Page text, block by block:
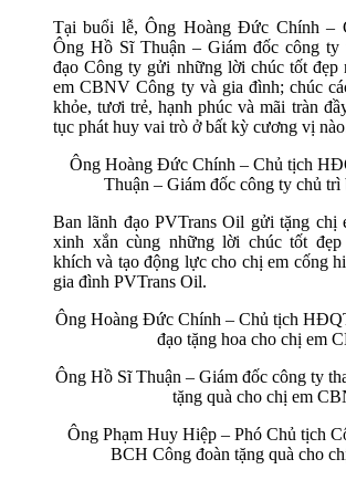
Tại buổi lễ, Ông Hoàng Đức Chính –
Ông Hồ Sĩ Thuận – Giám đốc công ty
đạo Công ty gửi những lời chúc tốt đẹp
em CBNV Công ty và gia đình; chúc
khỏe, tươi trẻ, hạnh phúc và mãi tràn
tục phát huy vai trò ở bất kỳ cương vị
Ông Hoàng Đức Chính – Chủ tịch
Thuận – Giám đốc công ty chủ trì
Ban lãnh đạo PVTrans Oil gửi tặng chị
xinh xắn cùng những lời chúc tốt đẹp
khích và tạo động lực cho chị em cống
gia đình PVTrans Oil.
Ông Hoàng Đức Chính – Chủ tịch
đạo tặng hoa cho chị em
Ông Hồ Sĩ Thuận – Giám đốc công ty
tặng quà cho chị em
Ông Phạm Huy Hiệp – Phó Chủ tịch
BCH Công đoàn tặng quà cho